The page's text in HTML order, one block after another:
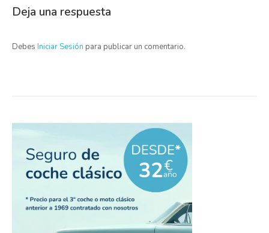
Deja una respuesta
Debes Iniciar Sesión para publicar un comentario.